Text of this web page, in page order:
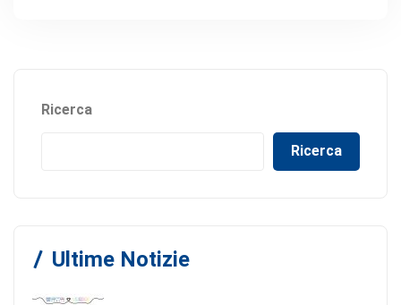
Ricerca
Ricerca
Ultime Notizie